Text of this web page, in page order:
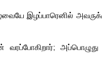
இழப்பாரெனில்